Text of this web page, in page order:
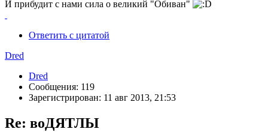
И прибудит с нами сила о великий "Обиван"
Ответить с цитатой
Dred
Dred
Сообщения: 119
Зарегистрирован: 11 авг 2013, 21:53
Re: воДЯТЛЫ